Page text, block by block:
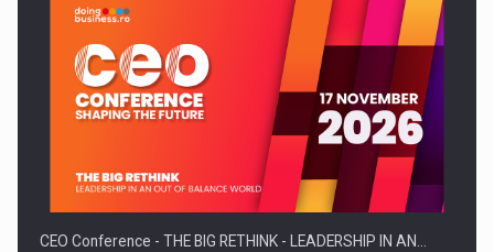
CEO Conference - THE BIG RETHINK - LEADERSHIP IN AN…